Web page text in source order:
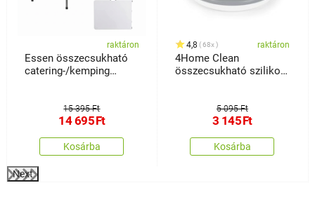
raktáron
Essen összecsukható
catering-/kemping
15 395 Ft
14 695Ft
Kosárba
4,8 68x raktáron
4Home Clean
összecsukható szilikon
5 095 Ft
3 145Ft
Kosárba
Next